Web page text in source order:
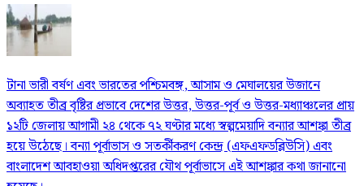
টানা ভারী বর্ষণ এবং ভারতের পশ্চিমবঙ্গ, আসাম ও মেঘালয়ের উজানে
অব্যাহত তীব্র বৃষ্টির প্রভাবে দেশের উত্তর, উত্তর-পূর্ব ও উত্তর-মধ্যাঞ্চলের প্রায়
১২টি জেলায় আগামী ২৪ থেকে ৭২ ঘণ্টার মধ্যে স্বল্পমেয়াদি বন্যার আশঙ্কা তীব্র
হয়ে উঠেছে। বন্যা পূর্বাভাস ও সতর্কীকরণ কেন্দ্র (এফএফডব্লিউসি) এবং
বাংলাদেশ আবহাওয়া অধিদপ্তরের যৌথ পূর্বাভাসে এই আশঙ্কার কথা জানানো